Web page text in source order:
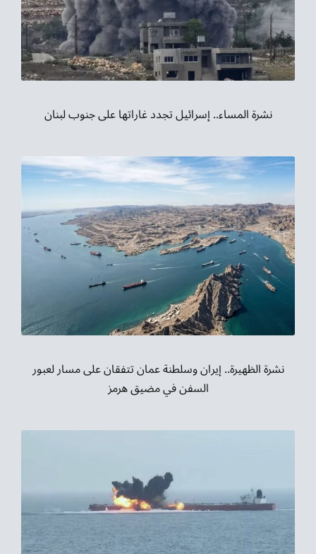
نشرة المساء.. إسرائيل تجدد غاراتها على جنوب لبنان
نشرة الظهيرة.. إيران وسلطنة عمان تتفقان على مسار لعبور
السفن في مضيق هرمز